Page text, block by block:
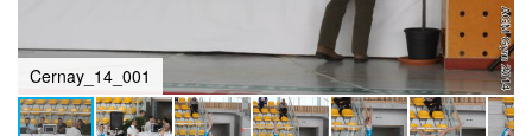
Cernay_14_001